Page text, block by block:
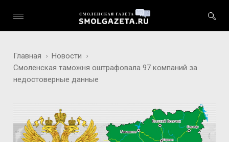
Главная
Новости
Смоленская таможня оштрафовала 97 компаний за
недостоверные данные